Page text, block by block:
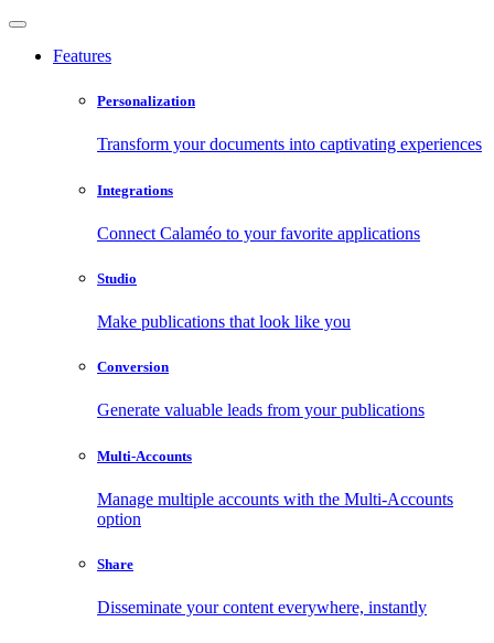
Features
Personalization
Transform your documents into captivating experiences
Integrations
Connect Calaméo to your favorite applications
Studio
Make publications that look like you
Conversion
Generate valuable leads from your publications
Multi-Accounts
Manage multiple accounts with the Multi-Accounts
option
Share
Disseminate your content everywhere, instantly